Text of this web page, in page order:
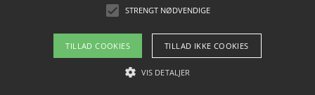
Copyright 2026 - Pilanto Aps
Om / kontakt
STRENGT NØDVENDIGE
TILLAD COOKIES TILLAD IKKE COOKIES
VIS DETALJER